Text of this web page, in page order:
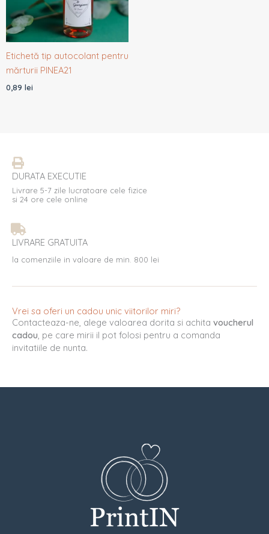
Etichetă tip autocolant pentru
mărturii PINEA21
0,89 lei
DURATA EXECUTIE
Livrare 5-7 zile lucratoare cele fizice
si 24 ore cele online
LIVRARE GRATUITA
la comenziile in valoare de min. 800 lei
Vrei sa oferi un cadou unic viitorilor miri?
Contacteaza-ne, alege valoarea dorita si achita voucherul
cadou, pe care mirii il pot folosi pentru a comanda
invitatiile de nunta.